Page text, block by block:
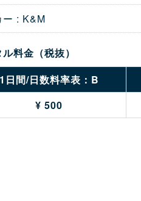
ー : K&M
料金（税抜）
1日間/日数料率表：B
¥ 500